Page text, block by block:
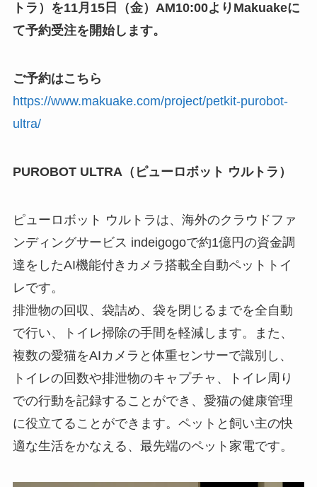
トラ）を11月15日（金）AM10:00よりMakuakeに
て予約受注を開始します。
ご予約はこちら
https://www.makuake.com/project/petkit-purobot-
ultra/
PUROBOT ULTRA（ピューロボット ウルトラ）
ピューロボット ウルトラは、海外のクラウドファ
ンディングサービス indeigogoで約1億円の資金調
達をしたAI機能付きカメラ搭載全自動ペットトイ
レです。
排泄物の回収、袋詰め、袋を閉じるまでを全自動
で行い、トイレ掃除の手間を軽減します。また、
複数の愛猫をAIカメラと体重センサーで識別し、
トイレの回数や排泄物のキャプチャ、トイレ周り
での行動を記録することができ、愛猫の健康管理
に役立てることができます。ペットと飼い主の快
適な生活をかなえる、最先端のペット家電です。